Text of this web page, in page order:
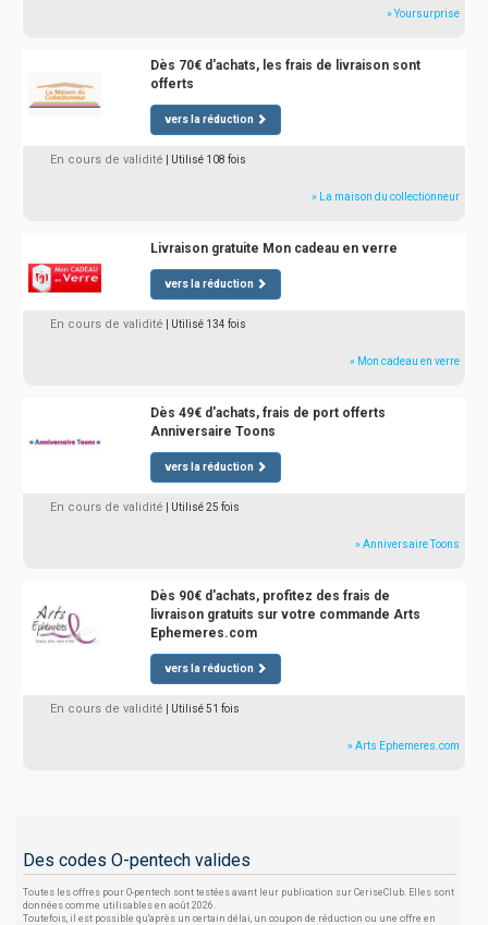
» Yoursurprise
Dès 70€ d'achats, les frais de livraison sont
offerts
vers la réduction
En cours de validité | Utilisé 108 fois
» La maison du collectionneur
Livraison gratuite Mon cadeau en verre
vers la réduction
En cours de validité | Utilisé 134 fois
» Mon cadeau en verre
Dès 49€ d'achats, frais de port offerts
Anniversaire Toons
vers la réduction
En cours de validité | Utilisé 25 fois
» Anniversaire Toons
Dès 90€ d'achats, profitez des frais de
livraison gratuits sur votre commande Arts
Ephemeres.com
vers la réduction
En cours de validité | Utilisé 51 fois
» Arts Ephemeres.com
Des codes O-pentech valides
Toutes les offres pour O-pentech sont testées avant leur publication sur CeriseClub. Elles sont
données comme utilisables en août 2026.
Toutefois, il est possible qu'après un certain délai, un coupon de réduction ou une offre en